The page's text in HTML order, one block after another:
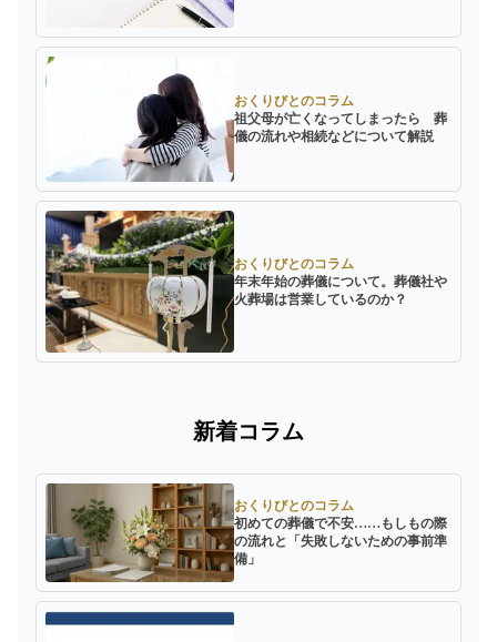
おくりびとのコラム
祖父母が亡くなってしまったら 葬
儀の流れや相続などについて解説
おくりびとのコラム
年末年始の葬儀について。葬儀社や
火葬場は営業しているのか？
新着コラム
おくりびとのコラム
初めての葬儀で不安……もしもの際
の流れと「失敗しないための事前準
備」